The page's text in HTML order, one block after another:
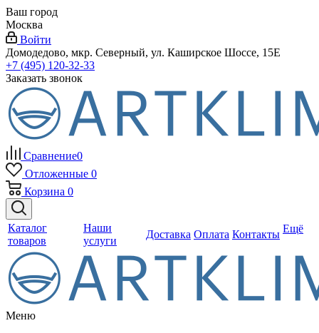
Ваш город
Москва
Войти
Домодедово, мкр. Северный, ул. Каширское Шоссе, 15Е
+7 (495) 120-32-33
Заказать звонок
Сравнение0
Отложенные 0
Корзина 0
Каталог
товаров
Наши
услуги
Доставка Оплата Контакты Ещё
Меню